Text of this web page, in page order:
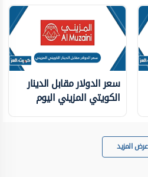
سعر الدولار مقابل الدينار
الكويتي المزيني اليوم
عرض المزيد